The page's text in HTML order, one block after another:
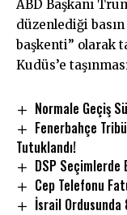
ABD Başkanı
düzenlediği
başkenti” olarak
Kudüs’e
Normale Geçiş
Fenerbahçe
Tutuklandı!
DSP Seçimlerde
Cep Telefonu
İsrail Ordusunda